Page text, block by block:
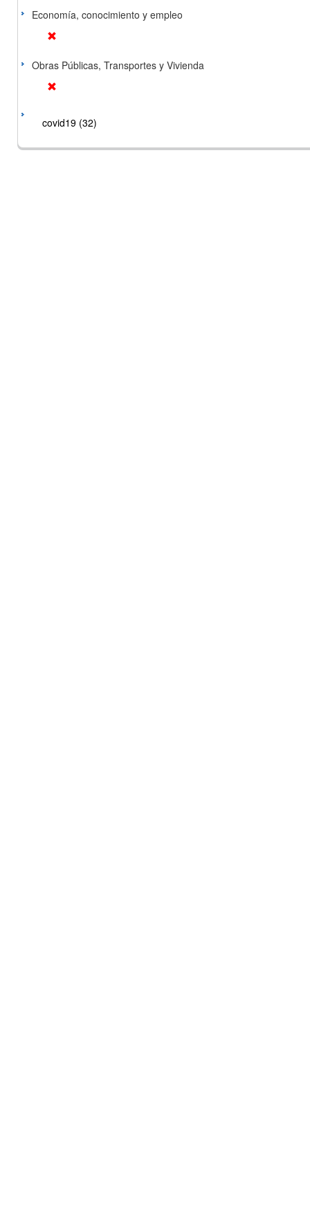
Economía, conocimiento y empleo
Obras Públicas, Transportes y Vivienda
covid19 (32)